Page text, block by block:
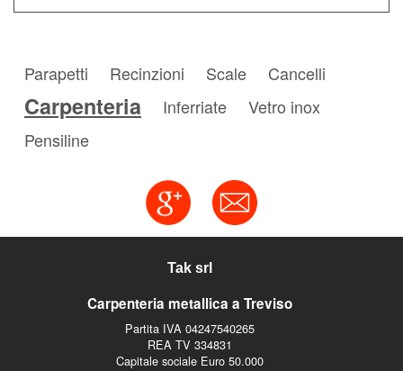
Parapetti Recinzioni Scale Cancelli
Carpenteria Inferriate
Vetro inox
Pensiline
Tak srl
Carpenteria metallica a Treviso
Partita IVA 04247540265
REA TV 334831
Capitale sociale Euro 50.000